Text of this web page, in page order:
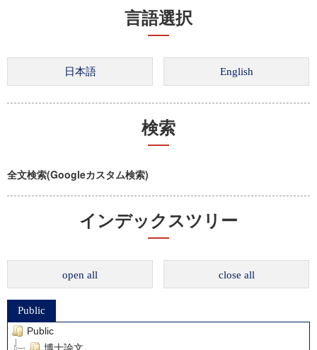
言語選択
検索
全文検索(Googleカスタム検索)
インデックスツリー
open all close all
Public
Public